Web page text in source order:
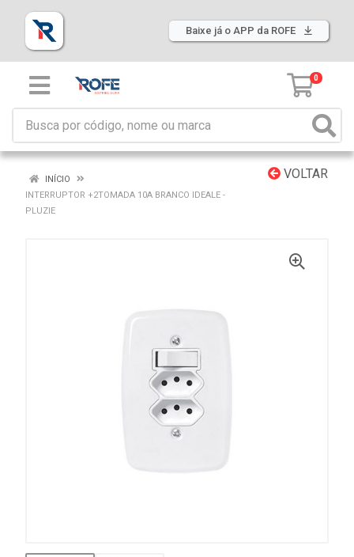
Baixe já o APP da ROFE
0
VOLTAR
INÍCIO
INTERRUPTOR +2TOMADA 10A BRANCO IDEALE -
PLUZIE